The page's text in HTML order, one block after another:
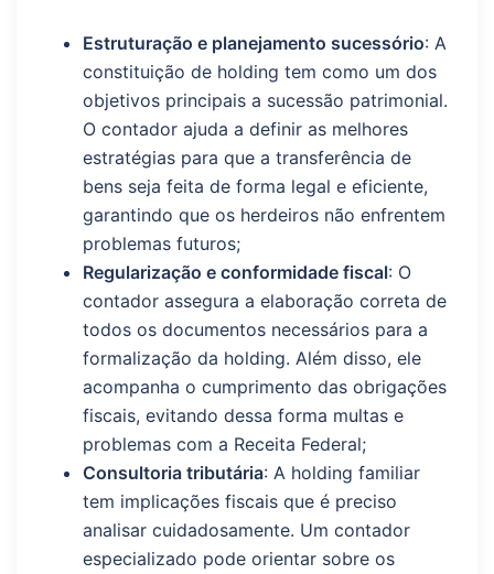
Estruturação e planejamento sucessório: A
constituição de holding tem como um dos
objetivos principais a sucessão patrimonial.
O contador ajuda a definir as melhores
estratégias para que a transferência de
bens seja feita de forma legal e eficiente,
garantindo que os herdeiros não enfrentem
problemas futuros;
Regularização e conformidade fiscal: O
contador assegura a elaboração correta de
todos os documentos necessários para a
formalização da holding. Além disso, ele
acompanha o cumprimento das obrigações
fiscais, evitando dessa forma multas e
problemas com a Receita Federal;
Consultoria tributária: A holding familiar
tem implicações fiscais que é preciso
analisar cuidadosamente. Um contador
especializado pode orientar sobre os